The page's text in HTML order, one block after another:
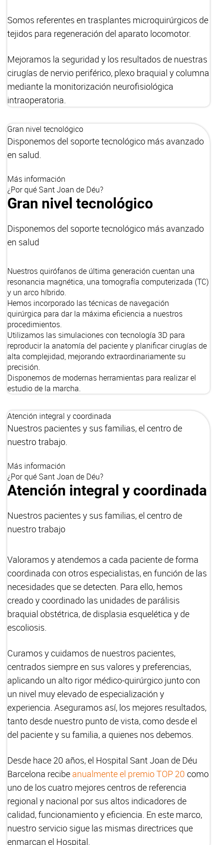
Somos referentes en trasplantes microquirúrgicos de
tejidos para regeneración del aparato locomotor.
Mejoramos la seguridad y los resultados de nuestras
cirugías de nervio periférico, plexo braquial y columna
mediante la monitorización neurofisiológica
intraoperatoria.
Gran nivel tecnológico
Disponemos del soporte tecnológico más avanzado
en salud.
Más información
¿Por qué Sant Joan de Déu?
Gran nivel tecnológico
Disponemos del soporte tecnológico más avanzado
en salud
Nuestrosquirófanos de última generación cuentan una
resonancia magnética, una tomografía computerizada (TC)
y un arco híbrido.
Hemos incorporado lastécnicas de navegación
quirúrgica para dar la máxima eficiencia a nuestros
procedimientos.
Utilizamos las simulaciones con tecnología 3D para
reproducir la anatomía del paciente y planificar cirugías de
alta complejidad, mejorando extraordinariamente su
precisión.
Disponemos de modernas herramientas para realizar el
estudio de la marcha.
Atención integral y coordinada
Nuestros pacientes y sus familias, el centro de
nuestro trabajo.
Más información
¿Por qué Sant Joan de Déu?
Atención integral y coordinada
Nuestros pacientes y sus familias, el centro de
nuestro trabajo
Valoramos y atendemos a cada paciente de forma
coordinada con otros especialistas, en función de las
necesidades que se detecten. Para ello, hemos
creado y coordinado las unidades de parálisis
braquial obstétrica, de displasia esquelética y de
escoliosis.
Curamos y cuidamos de nuestros pacientes,
centrados siempre en sus valores y preferencias,
aplicando un alto rigor médico-quirúrgico junto con
un nivel muy elevado de especialización y
experiencia. Aseguramos así, los mejores resultados,
tanto desde nuestro punto de vista, como desde el
del paciente y su familia, a quienes nos debemos.
Desde hace 20 años, el Hospital Sant Joan de Déu
Barcelona recibe anualmente el premio TOP 20 como
uno de los cuatro mejores centros de referencia
regional y nacional por sus altos indicadores de
calidad, funcionamiento y eficiencia. En este marco,
nuestro servicio sigue las mismas directrices que
enmarcan el Hospital.